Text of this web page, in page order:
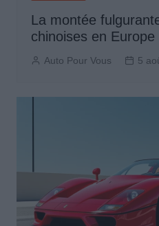
La montée
chinoises en Europe
Auto Pour Vous 5